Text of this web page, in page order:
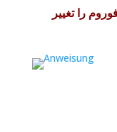
را تغییر